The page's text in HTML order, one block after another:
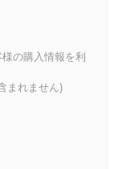
の購入情報を利
まれません)